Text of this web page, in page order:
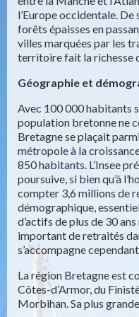
l’Europe occidentale. De
forêts épaisses en
villes marquées par les
territoire fait la richesse
Géographie et
Avec 100 000 habitants
population bretonne ne
Bretagne se plaçait
métropole à la
850 habitants. L’Insee
poursuive, si bien qu’à
compter 3,6 millions de
démographique,
d’actifs de plus de 30
important de retraités
s’accompagne
La région Bretagne est
Côtes-d’Armor, du
Morbihan. Sa plus